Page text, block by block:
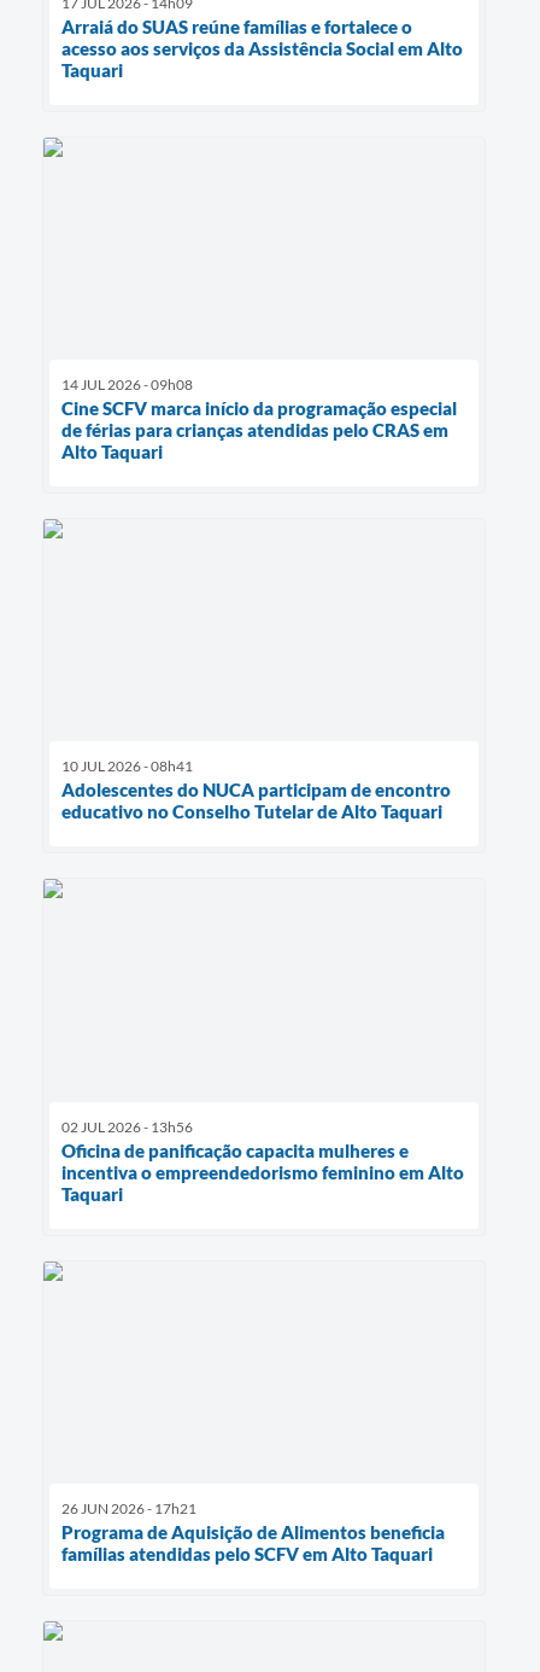
Arraiá do SUAS reúne famílias e fortalece o
acesso aos serviços da Assistência Social em Alto
Taquari
14 JUL 2026 - 09h08
Cine SCFV marca início da programação especial
de férias para crianças atendidas pelo CRAS em
Alto Taquari
10 JUL 2026 - 08h41
Adolescentes do NUCA participam de encontro
educativo no Conselho Tutelar de Alto Taquari
02 JUL 2026 - 13h56
Oficina de panificação capacita mulheres e
incentiva o empreendedorismo feminino em Alto
Taquari
26 JUN 2026 - 17h21
Programa de Aquisição de Alimentos beneficia
famílias atendidas pelo SCFV em Alto Taquari